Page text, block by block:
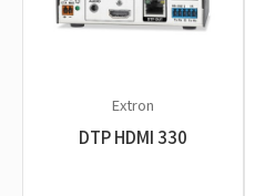
Extron
DTP HDMI 330